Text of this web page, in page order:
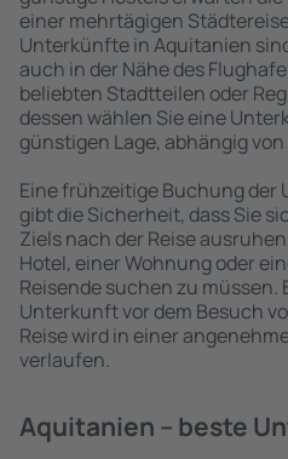
einer mehrtägigen
Unterkünfte in Aquitanien
auch in der Nähe des
beliebten Stadtteilen oder
dessen wählen Sie eine
günstigen Lage, abhängig
Eine frühzeitige Buchung
gibt die Sicherheit, dass Sie
Ziels nach der Reise
Hotel, einer Wohnung oder
Reisende suchen zu müssen.
Unterkunft vor dem Besuch
Reise wird in einer
verlaufen.
Aquitanien – beste